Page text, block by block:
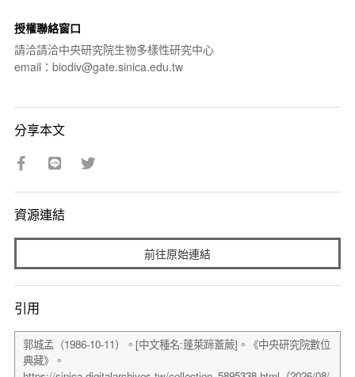
授權聯絡窗口
請洽請洽中央研究院生物多樣性研究中心
email：biodiv@gate.sinica.edu.tw
分享本文
資源連結
前往原始連結
引用